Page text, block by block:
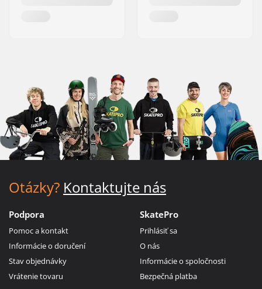
Otázky? Kontaktujte nás
Podpora
Pomoc a kontakt
Informácie o doručení
Stav objednávky
Vrátenie tovaru
SkatePro
Prihlásiť sa
O nás
Informácie o spoločnosti
Bezpečná platba